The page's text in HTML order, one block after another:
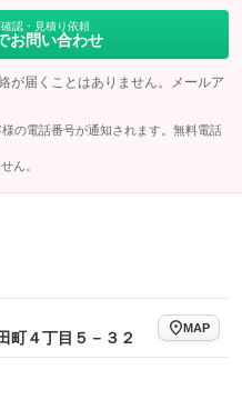
認・見積り依頼
お問い合わせ
が届くことはありません。メールア
の電話番号が通知されます。無料電話
ん。
町４丁目５－３２
MAP